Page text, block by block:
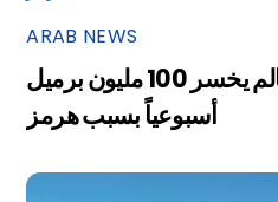
ARAB NEWS
رئيس “أرامكو”: العالم يخسر 100 مليون برميل
أسبوعياً بسبب هرمز